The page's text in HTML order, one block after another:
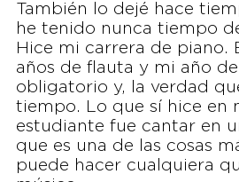
También lo dejé hace
he tenido nunca tiempo
Hice mi carrera de piano.
años de flauta y mi año
obligatorio y, la verdad
tiempo. Lo que sí hice en
estudiante fue cantar en
que es una de las cosas
puede hacer cualquiera